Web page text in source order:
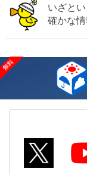
いざと
確かな